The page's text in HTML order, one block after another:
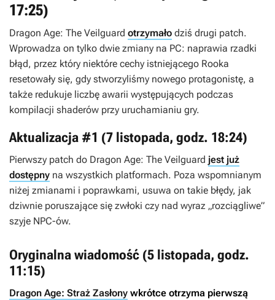
17:25)
Dragon Age: The Veilguard otrzymało dziś drugi patch.
Wprowadza on tylko dwie zmiany na PC: naprawia rzadki
błąd, przez który niektóre cechy istniejącego Rooka
resetowały się, gdy stworzyliśmy nowego protagonistę, a
także redukuje liczbę awarii występujących podczas
kompilacji shaderów przy uruchamianiu gry.
Aktualizacja #1 (7 listopada, godz. 18:24)
Pierwszy patch do Dragon Age: The Veilguard jest już
dostępny na wszystkich platformach. Poza wspomnianym
niżej zmianami i poprawkami, usuwa on takie błędy, jak
dziwnie poruszające się zwłoki czy nad wyraz „rozciągliwe”
szyje NPC-ów.
Oryginalna wiadomość (5 listopada, godz.
11:15)
Dragon Age: Straż Zasłony wkrótce otrzyma pierwszą